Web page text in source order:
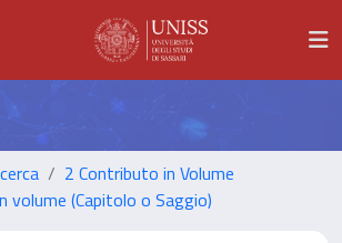
2 Contributo in Volume
volume (Capitolo o Saggio)